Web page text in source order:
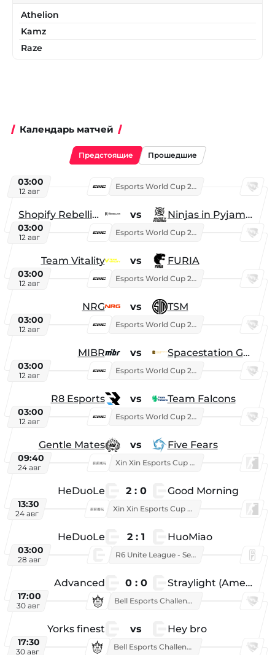
Athelion
Kamz
Raze
Календарь матчей
Предстоящие Прошедшие
03:00
12 авг
Esports World Cup 2026
Shopify Rebellion vs Ninjas in Pyjamas
03:00
12 авг
Esports World Cup 2026
Team Vitality vs FURIA
03:00
12 авг
Esports World Cup 2026
NRG vs TSM
03:00
12 авг
Esports World Cup 2026
MIBR vs Spacestation Gaming
03:00
12 авг
Esports World Cup 2026
R8 Esports vs Team Falcons
03:00
12 авг
Esports World Cup 2026
Gentle Mates vs Five Fears
09:40
24 авг
Xin Xin Esports Cup 2025
HeDuoLe 2 : 0 Good Morning
13:30
24 авг
Xin Xin Esports Cup 2026
HeDuoLe 2 : 1 HuoMiao
03:00
28 авг
R6 Unite League - Season 1
Advanced 0 : 0 Straylight (American team)
17:00
30 авг
Bell Esports Challenge 2026
Yorks finest vs Hey bro
17:30
30 авг
Bell Esports Challenge 2026